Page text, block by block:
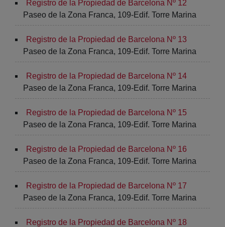
Registro de la Propiedad de Barcelona Nº 12
Paseo de la Zona Franca, 109-Edif. Torre Marina
Registro de la Propiedad de Barcelona Nº 13
Paseo de la Zona Franca, 109-Edif. Torre Marina
Registro de la Propiedad de Barcelona Nº 14
Paseo de la Zona Franca, 109-Edif. Torre Marina
Registro de la Propiedad de Barcelona Nº 15
Paseo de la Zona Franca, 109-Edif. Torre Marina
Registro de la Propiedad de Barcelona Nº 16
Paseo de la Zona Franca, 109-Edif. Torre Marina
Registro de la Propiedad de Barcelona Nº 17
Paseo de la Zona Franca, 109-Edif. Torre Marina
Registro de la Propiedad de Barcelona Nº 18